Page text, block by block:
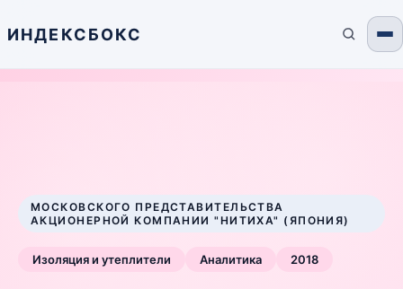
ИНДЕКСБОКС
МОСКОВСКОГО ПРЕДСТАВИТЕЛЬСТВА
АКЦИОНЕРНОЙ КОМПАНИИ "НИТИХА" (ЯПОНИЯ)
Изоляция и утеплители Аналитика 2018